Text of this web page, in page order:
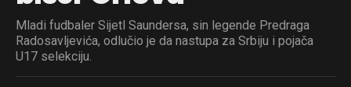
Mladi fudbaler Sijetl Saundersa, sin legende Predraga
Radosavljevića, odlučio je da nastupa za Srbiju i pojača
U17 selekciju.